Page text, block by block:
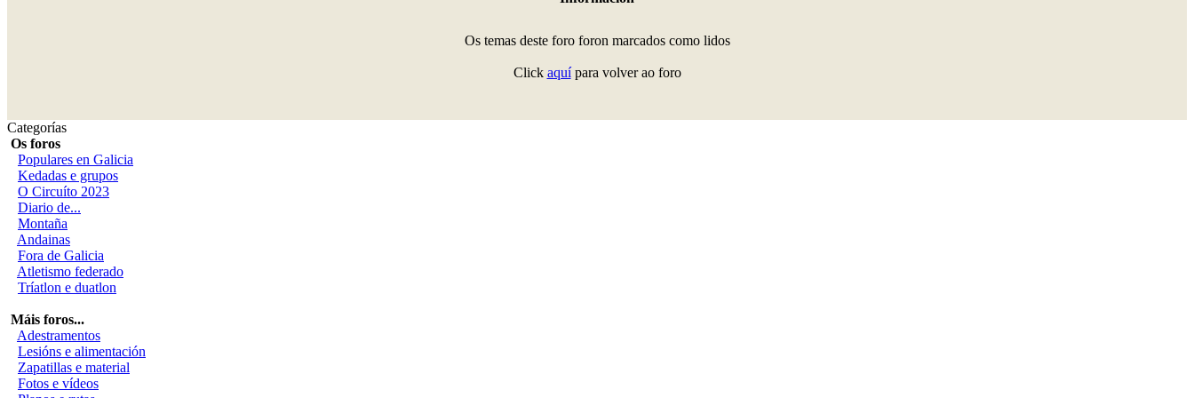
Os temas deste foro foron marcados como lidos
Click aquípara volver ao foro
Categorías
Os foros
Populares en Galicia
Kedadas e grupos
O Circuíto 2023
Diario de...
Montaña
Andainas
Fora de Galicia
Atletismo federado
Tríatlon e duatlon
Máis foros...
Adestramentos
Lesións e alimentación
Zapatillas e material
Fotos e vídeos